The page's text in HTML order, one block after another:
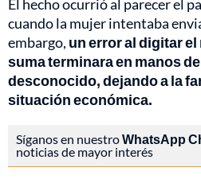
El hecho ocurrió al parecer el
cuando la mujer intentaba
embargo, un error al digitar
suma terminara en manos
desconocido, dejando a la
situación económica.
Síganos en nuestroWhatsApp
noticias de mayor interés